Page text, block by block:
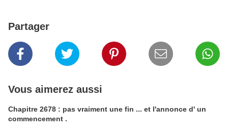
Partager
Vous aimerez aussi
Chapitre 2678 : pas vraiment une fin ... et l'annonce d' un
commencement .